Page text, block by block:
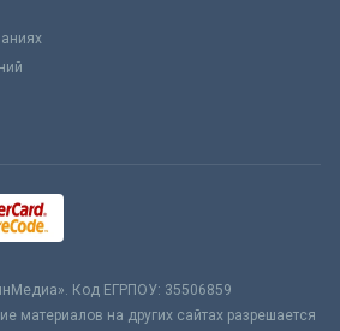
Код ЕГРПОУ: 35506859
материалов на других сайтах разрешается